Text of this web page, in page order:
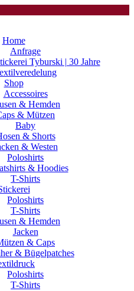
Home
Anfrage
Tyburski | 30 Jahre
Shop
Accessoires
& Hemden
& Mützen
Baby
& Shorts
& Westen
Poloshirts
& Hoodies
T-Shirts
Poloshirts
T-Shirts
& Hemden
Jacken
& Caps
& Bügelpatches
Poloshirts
T-Shirts